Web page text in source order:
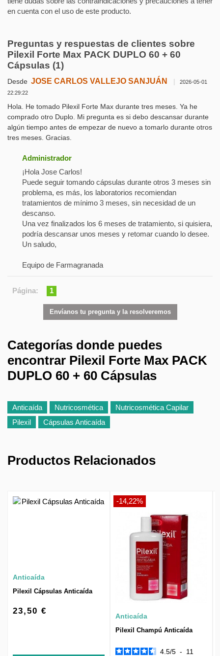
en cuenta con el uso de este producto.
Preguntas y respuestas de clientes sobre
Pilexil Forte Max PACK DUPLO 60 + 60
Cápsulas (1)
Desde JOSE CARLOS VALLEJO SANJUÁN |
2026-05-01
22:29:22
Hola. He tomado Pilexil Forte Max durante tres meses. Ya he
comprado otro Duplo. Mi pregunta es si debo descansar durante
algún tiempo antes de empezar de nuevo a tomarlo durante otros
tres meses. Gracias.
Administrador
¡Hola Jose Carlos!
Puede seguir tomando cápsulas durante otros 3 meses sin
problema, es más, los laboratorios recomiendan
tratamientos de mínimo 3 meses, sin necesidad de un
descanso.
Una vez finalizados los 6 meses de tratamiento, si quisiera,
podría descansar unos meses y retomar cuando lo desee.
Un saludo,
Equipo de Farmagranada
Página: 1
Envíanos tu pregunta y la resolveremos
Categorías donde puedes
encontrar Pilexil Forte Max PACK
DUPLO 60 + 60 Cápsulas
Anticaída Nutricosmética
Nutricosmética Capilar
Pilexil
Cápsulas Anticaída
Productos Relacionados
Anticaída
Pilexil Cápsulas Anticaída
23,50 €
-14,22%
Anticaída
Pilexil Champú Anticaída
4.5/5 - 11